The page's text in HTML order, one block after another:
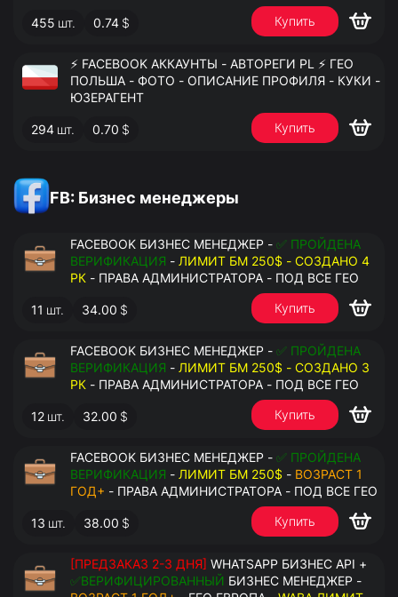
455 шт. 0.74 $ Купить
⚡️ FACEBOOK АККАУНТЫ - АВТОРЕГИ PL ⚡️ ГЕО
ПОЛЬША - ФОТО - ОПИСАНИЕ ПРОФИЛЯ - КУКИ -
ЮЗЕРАГЕНТ
294 шт. 0.70 $ Купить
FB: Бизнес менеджеры
FACEBOOK БИЗНЕС МЕНЕДЖЕР - ✅ ПРОЙДЕНА
ВЕРИФИКАЦИЯ - ЛИМИТ БМ 250$ - СОЗДАНО 4
РК - ПРАВА АДМИНИСТРАТОРА - ПОД ВСЕ ГЕО
11 шт. 34.00 $ Купить
FACEBOOK БИЗНЕС МЕНЕДЖЕР - ✅ ПРОЙДЕНА
ВЕРИФИКАЦИЯ - ЛИМИТ БМ 250$ - СОЗДАНО 3
РК - ПРАВА АДМИНИСТРАТОРА - ПОД ВСЕ ГЕО
12 шт. 32.00 $ Купить
FACEBOOK БИЗНЕС МЕНЕДЖЕР - ✅ ПРОЙДЕНА
ВЕРИФИКАЦИЯ - ЛИМИТ БМ 250$ - ВОЗРАСТ 1
ГОД+ - ПРАВА АДМИНИСТРАТОРА - ПОД ВСЕ ГЕО
13 шт. 38.00 $ Купить
[ПРЕДЗАКАЗ 2-3 ДНЯ] WHATSAPP БИЗНЕС API +
✅ВЕРИФИЦИРОВАННЫЙ БИЗНЕС МЕНЕДЖЕР -